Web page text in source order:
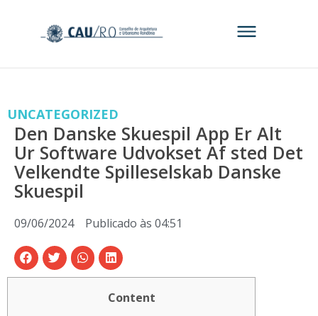
UNCATEGORIZED
Den Danske Skuespil App Er Alt
Ur Software Udvokset Af sted Det
Velkendte Spilleselskab Danske
Skuespil
09/06/2024 Publicado às 04:51
Content